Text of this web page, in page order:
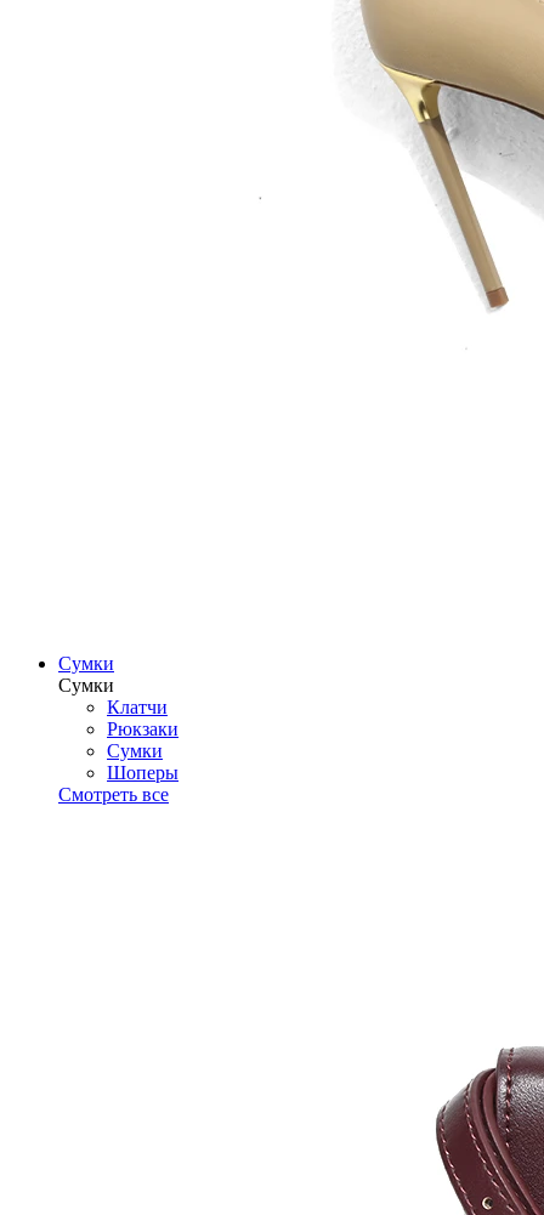
Сумки
Сумки
Клатчи
Рюкзаки
Сумки
Шоперы
Смотреть все